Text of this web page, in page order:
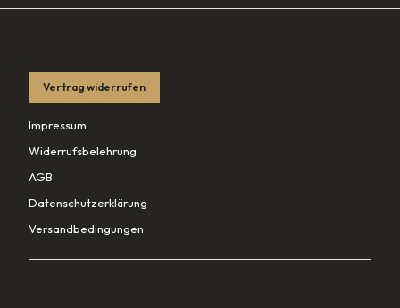
Vertrag widerrufen
Impressum
Widerrufsbelehrung
AGB
Datenschutzerklärung
Versandbedingungen